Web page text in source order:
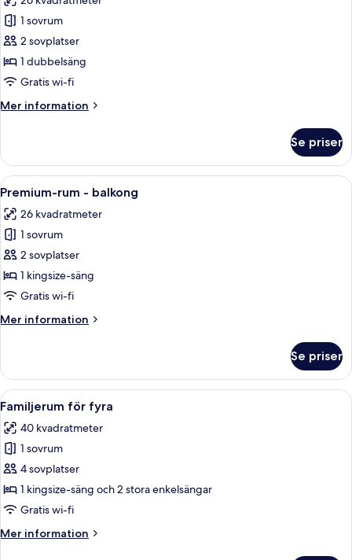
foton
för
Premium-
rum
1 sovrum
2 sovplatser
1 dubbelsäng
Gratis wi-fi
Mer information
Mer
rum
Se priser
Öppna
alla
foton
för
Premium-
rum
-
Ett hotellrum med en stor säng, ett
13
Premium-rum - balkong
26 kvadratmeter
1 sovrum
2 sovplatser
1 kingsize-säng
Gratis wi-fi
Mer information
Mer
rum
balkong
Se priser
Öppna
alla
foton
för
Familjerum
för
fyra
Ett modernt hotellrum med två
11
Familjerum för fyra
40 kvadratmeter
1 sovrum
4 sovplatser
1 kingsize-säng och 2 stora enkelsängar
Gratis wi-fi
Mer information
Mer